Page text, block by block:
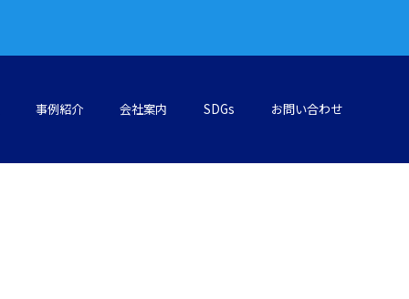
事例紹介 会社案内 SDGs お問い合わせ